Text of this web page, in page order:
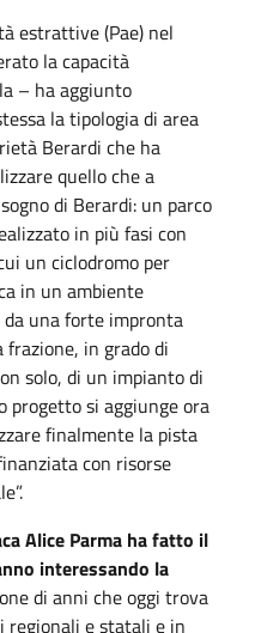
estrattive (Pae) nel
la capacità
– ha aggiunto
la tipologia di area
Berardi che ha
quello che a
di Berardi: un parco
in più fasi con
un ciclodromo per
in un ambiente
una forte impronta
in grado di
solo, di un impianto di
progetto si aggiunge ora
finalmente la pista
con risorse
Alice Parma ha fatto il
interessando la
di anni che oggi trova
regionali e statali e in